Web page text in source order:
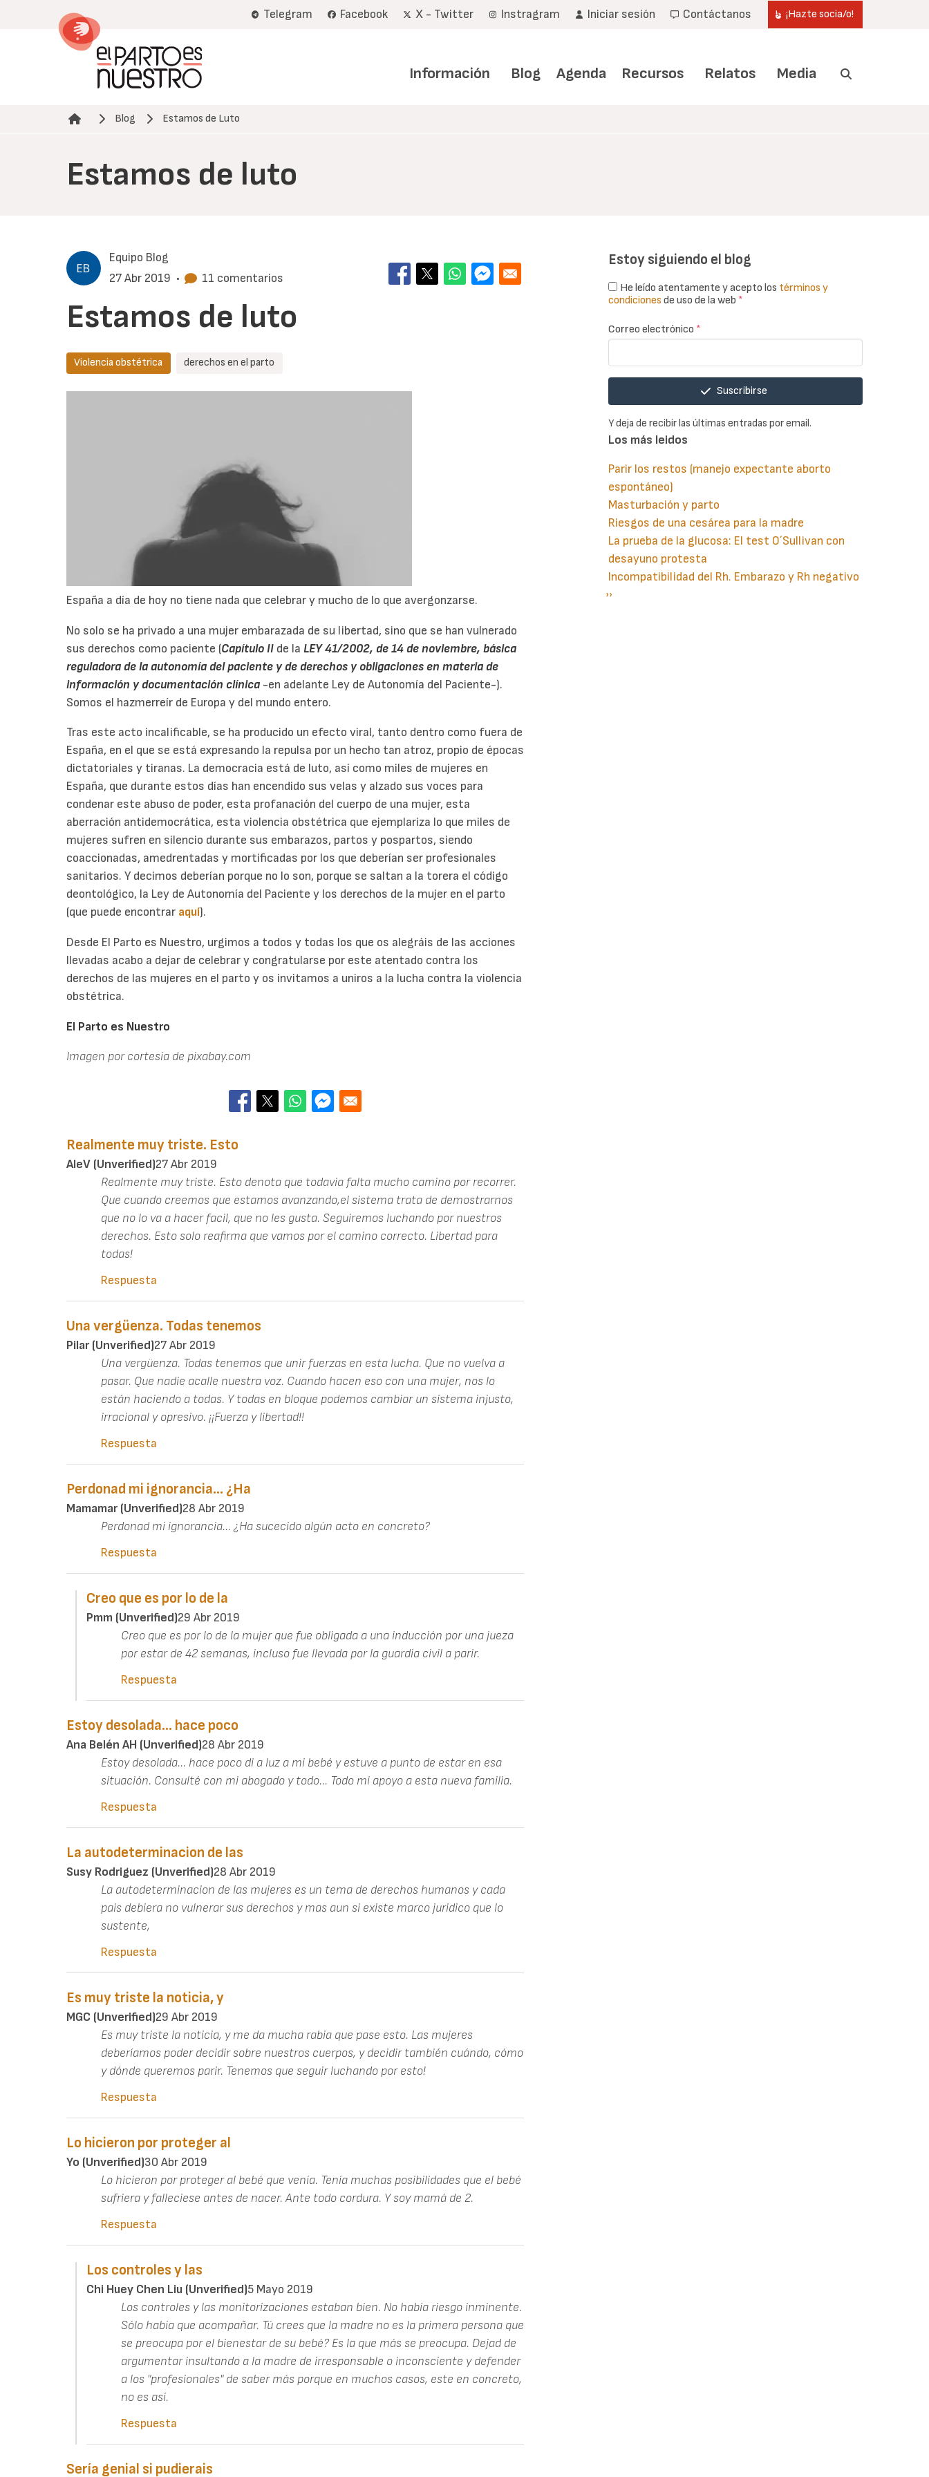
Telegram Facebook X - Twitter Instragram Iniciar sesión Contáctanos ¡Hazte socia/o!
Información Blog Agenda Recursos Relatos Media
Ruta de navegación
Blog Estamos de Luto
Estamos de luto
Equipo Blog
27 Abr 2019 • 11 comentarios
Estamos de luto
Violencia obstétrica derechos en el parto
España a día de hoy no tiene nada que celebrar y mucho de lo que avergonzarse.
No solo se ha privado a una mujer embarazada de su libertad, sino que se han vulnerado
sus derechos como paciente (Capítulo II de la LEY 41/2002, de 14 de noviembre, básica
reguladora de la autonomía del paciente y de derechos y obligaciones en materia de
información y documentación clínica -en adelante Ley de Autonomía del Paciente-).
Somos el hazmerreír de Europa y del mundo entero.
Tras este acto incalificable, se ha producido un efecto viral, tanto dentro como fuera de
España, en el que se está expresando la repulsa por un hecho tan atroz, propio de épocas
dictatoriales y tiranas. La democracia está de luto, así como miles de mujeres en
España, que durante estos días han encendido sus velas y alzado sus voces para
condenar este abuso de poder, esta profanación del cuerpo de una mujer, esta
aberración antidemocrática, esta violencia obstétrica que ejemplariza lo que miles de
mujeres sufren en silencio durante sus embarazos, partos y pospartos, siendo
coaccionadas, amedrentadas y mortificadas por los que deberían ser profesionales
sanitarios. Y decimos deberían porque no lo son, porque se saltan a la torera el código
deontológico, la Ley de Autonomía del Paciente y los derechos de la mujer en el parto
(que puede encontrar aquí).
Desde El Parto es Nuestro, urgimos a todos y todas los que os alegráis de las acciones
llevadas acabo a dejar de celebrar y congratularse por este atentado contra los
derechos de las mujeres en el parto y os invitamos a uniros a la lucha contra la violencia
obstétrica.
El Parto es Nuestro
Imagen por cortesía de pixabay.com
Realmente muy triste. Esto
AleV (unverified)27 Abr 2019
Realmente muy triste. Esto denota que todavia falta mucho camino por recorrer.
Que cuando creemos que estamos avanzando,el sistema trata de demostrarnos
que no lo va a hacer facil, que no les gusta. Seguiremos luchando por nuestros
derechos. Esto solo reafirma que vamos por el camino correcto. Libertad para
todas!
Respuesta
Una vergüenza. Todas tenemos
Pilar (unverified)27 Abr 2019
Una vergüenza. Todas tenemos que unir fuerzas en esta lucha. Que no vuelva a
pasar. Que nadie acalle nuestra voz. Cuando hacen eso con una mujer, nos lo
están haciendo a todas. Y todas en bloque podemos cambiar un sistema injusto,
irracional y opresivo. ¡¡Fuerza y libertad!!
Respuesta
Perdonad mi ignorancia... ¿Ha
Mamamar (unverified)28 Abr 2019
Perdonad mi ignorancia... ¿Ha sucecido algún acto en concreto?
Respuesta
Creo que es por lo de la
Pmm (unverified)29 Abr 2019
Creo que es por lo de la mujer que fue obligada a una inducción por una jueza
por estar de 42 semanas, incluso fue llevada por la guardia civil a parir.
Respuesta
Estoy desolada... hace poco
Ana Belén AH (unverified)28 Abr 2019
Estoy desolada... hace poco di a luz a mi bebé y estuve a punto de estar en esa
situación. Consulté con mi abogado y todo... Todo mi apoyo a esta nueva familia.
Respuesta
La autodeterminacion de las
Susy Rodriguez (unverified)28 Abr 2019
La autodeterminacion de las mujeres es un tema de derechos humanos y cada
pais debiera no vulnerar sus derechos y mas aun si existe marco juridico que lo
sustente,
Respuesta
Es muy triste la noticia, y
MGC (unverified)29 Abr 2019
Es muy triste la noticia, y me da mucha rabia que pase esto. Las mujeres
deberíamos poder decidir sobre nuestros cuerpos, y decidir también cuándo, cómo
y dónde queremos parir. Tenemos que seguir luchando por esto!
Respuesta
Lo hicieron por proteger al
Yo (unverified)30 Abr 2019
Lo hicieron por proteger al bebé que venía. Tenía muchas posibilidades que el bebé
sufriera y falleciese antes de nacer. Ante todo cordura. Y soy mamá de 2.
Respuesta
Los controles y las
Chi Huey Chen Liu (unverified)5 Mayo 2019
Los controles y las monitorizaciones estaban bien. No había riesgo inminente.
Sólo había que acompañar. Tú crees que la madre no es la primera persona que
se preocupa por el bienestar de su bebé? Es la que más se preocupa. Dejad de
argumentar insultando a la madre de irresponsable o inconsciente y defender
a los "profesionales" de saber más porque en muchos casos, este en concreto,
no es así.
Respuesta
Sería genial si pudierais
Estoy siguiendo el blog
He leído atentamente y acepto los términos y
condiciones de uso de la web *
Correo electrónico *
Suscribirse
Y deja de recibir las últimas entradas por email.
Los más leidos
Parir los restos (manejo expectante aborto
espontáneo)
Masturbación y parto
Riesgos de una cesárea para la madre
La prueba de la glucosa: El test O´Sullivan con
desayuno protesta
Incompatibilidad del Rh. Embarazo y Rh negativo
Paginación
Siguiente
››